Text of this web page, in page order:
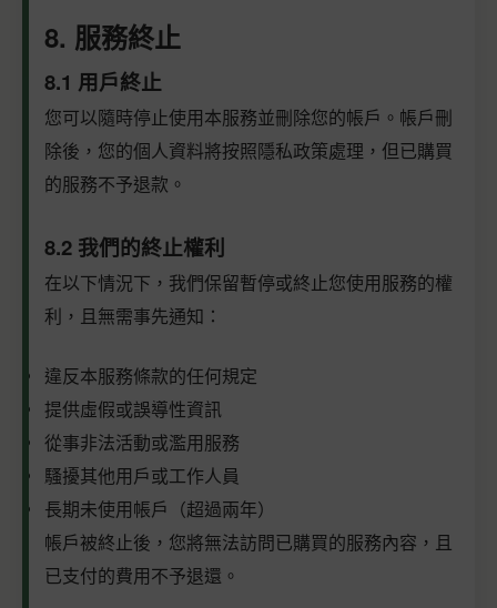
8. 服務終止
8.1 用戶終止
您可以隨時停止使用本服務並刪除您的帳戶。帳戶刪
除後，您的個人資料將按照隱私政策處理，但已購買
的服務不予退款。
8.2 我們的終止權利
在以下情況下，我們保留暫停或終止您使用服務的權
利，且無需事先通知：
違反本服務條款的任何規定
提供虛假或誤導性資訊
從事非法活動或濫用服務
騷擾其他用戶或工作人員
長期未使用帳戶（超過兩年）
帳戶被終止後，您將無法訪問已購買的服務內容，且
已支付的費用不予退還。